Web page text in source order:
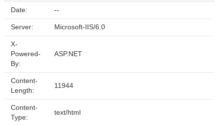
Date: --
Server: Microsoft-IIS/6.0
X-
Powered-
By:
ASP.NET
Content-
Length:
11944
Content-
Type:
text/html